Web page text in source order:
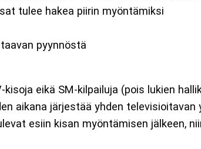
tulee hakea piirin myöntämiksi
pyynnöstä
eikä SM-kilpailuja (pois lukien
aikana järjestää yhden televisioitavan
esiin kisan myöntämisen jälkeen,